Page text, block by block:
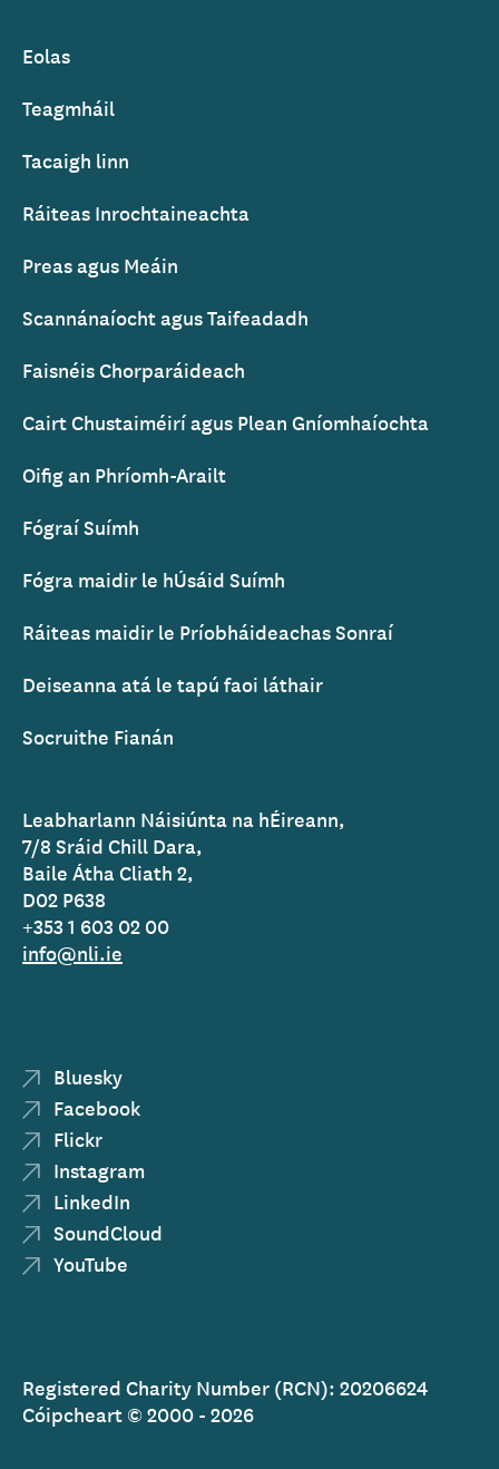
Footer
Eolas
Teagmháil
Tacaigh linn
Ráiteas Inrochtaineachta
Preas agus Meáin
Scannánaíocht agus Taifeadadh
Faisnéis Chorparáideach
Cairt Chustaiméirí agus Plean Gníomhaíochta
Oifig an Phríomh-Arailt
Fógraí Suímh
Fógra maidir le hÚsáid Suímh
Ráiteas maidir le Príobháideachas Sonraí
Deiseanna atá le tapú faoi láthair
Socruithe Fianán
Leabharlann Náisiúnta na hÉireann,
7/8 Sráid Chill Dara,
Baile Átha Cliath 2,
D02 P638
+353 1 603 02 00
info@nli.ie
Bluesky
Facebook
Flickr
Instagram
LinkedIn
SoundCloud
YouTube
Registered Charity Number (RCN): 20206624
Cóipcheart © 2000 - 2026